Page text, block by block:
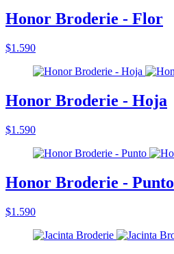
Honor Broderie - Flor
$1.590
Honor Broderie - Hoja
$1.590
Honor Broderie - Punto
$1.590